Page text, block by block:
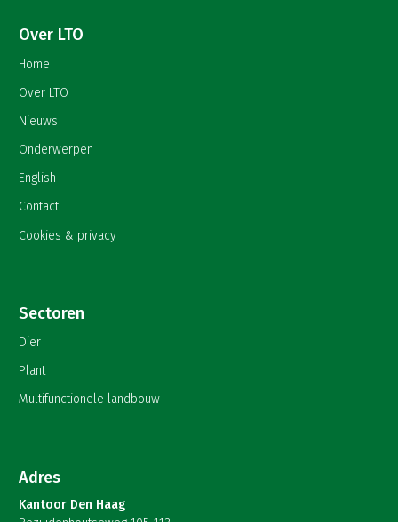
Over LTO
Home
Over LTO
Nieuws
Onderwerpen
English
Contact
Cookies & privacy
Sectoren
Dier
Plant
Multifunctionele landbouw
Adres
Kantoor Den Haag